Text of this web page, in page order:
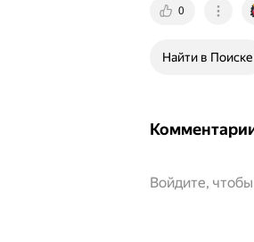
0
Найти в Поиске
Войдите,